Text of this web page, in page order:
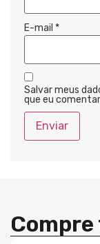
E-mail *
Salvar meus
que eu